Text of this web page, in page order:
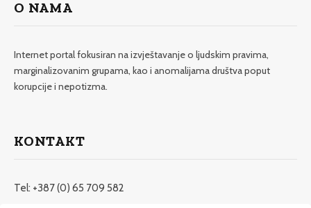
O NAMA
Internet portal fokusiran na izvještavanje o ljudskim pravima,
marginalizovanim grupama, kao i anomalijama društva poput
korupcije i nepotizma.
KONTAKT
Tel: +387 (0) 65 709 582